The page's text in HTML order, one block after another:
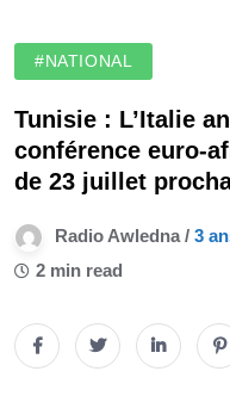
#NATIONAL
Tunisie : L’Italie
conférence euro-
de 23 juillet
Radio Awledna / 3
2 min read